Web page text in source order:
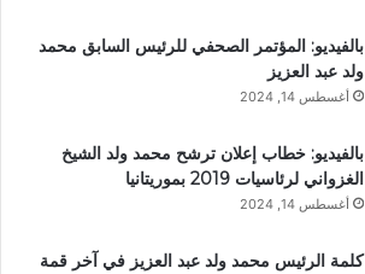
بالفيديو: المؤتمر الصحفي للرئيس السابق محمد
ولد عبد العزيز
أغسطس 14, 2024
بالفيديو: خطاب إعلان ترشح محمد ولد الشيخ
الغزواني لرئاسيات 2019 بموريتانيا
أغسطس 14, 2024
كلمة الرئيس محمد ولد عبد العزيز في آخر قمة